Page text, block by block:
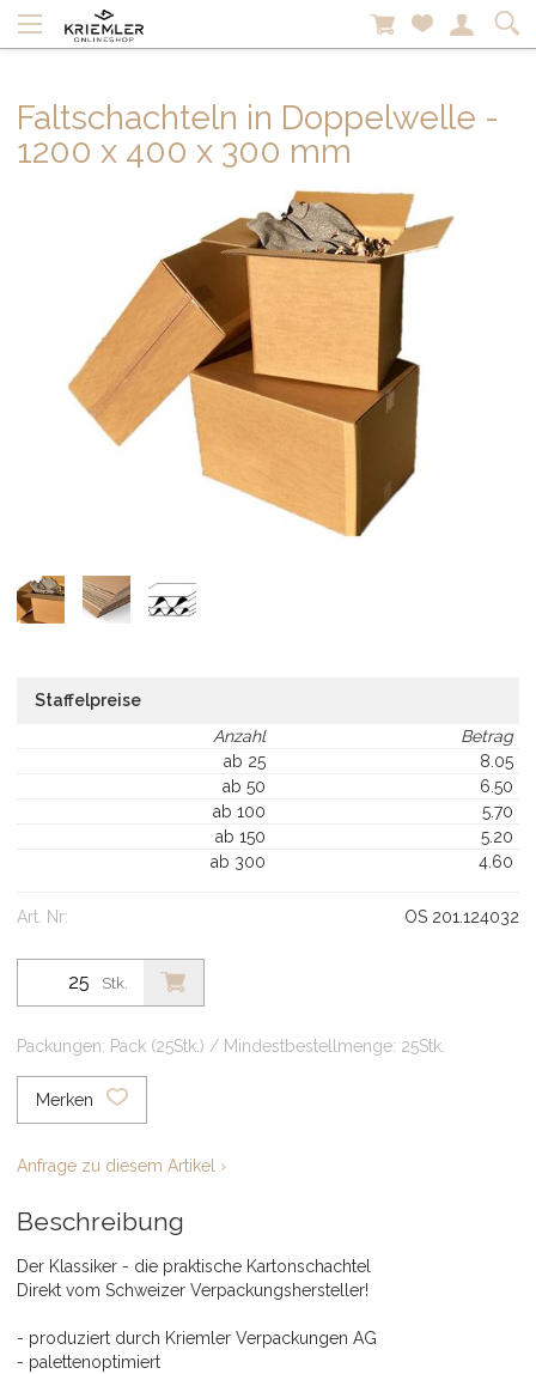
Faltschachteln in Doppelwelle -
1200 x 400 x 300 mm
Staffelpreise
Anzahl
Betrag
ab 25
8.05
ab 50
6.50
ab 100
5.70
ab 150
5.20
ab 300
4.60
Art. Nr: OS 201.124032
Stk.
Packungen: Pack (25Stk.) / Mindestbestellmenge: 25Stk.
Merken
Anfrage zu diesem Artikel ›
Beschreibung
Der Klassiker - die praktische Kartonschachtel
Direkt vom Schweizer Verpackungshersteller!
- produziert durch Kriemler Verpackungen AG
- palettenoptimiert